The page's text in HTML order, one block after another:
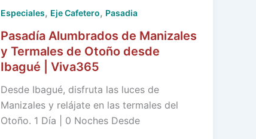
Especiales, Eje Cafetero, Pasadia
Pasadía Alumbrados de Manizales
y Termales de Otoño desde
Ibagué | Viva365
Desde Ibagué, disfruta las luces de
Manizales y relájate en las termales del
Otoño. 1 Día | 0 Noches Desde